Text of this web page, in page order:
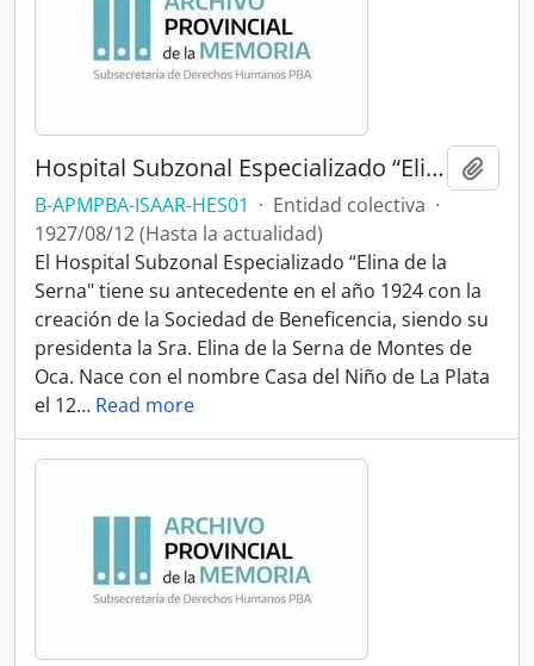
Hospital Subzonal Especializado “Elina de la Serna"
B-APMPBA-ISAAR-HES01 · Entidad colectiva ·
1927/08/12 (Hasta la actualidad)
El Hospital Subzonal Especializado “Elina de la
Serna" tiene su antecedente en el año 1924 con la
creación de la Sociedad de Beneficencia, siendo su
presidenta la Sra. Elina de la Serna de Montes de
Oca. Nace con el nombre Casa del Niño de La Plata
el 12… Read more